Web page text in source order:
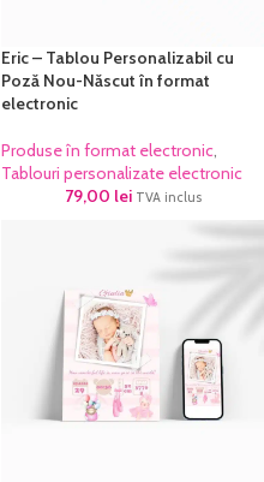
Eric – Tablou Personalizabil cu
Poză Nou-Născut în format
electronic
Produse în format electronic,
Tablouri personalizate electronic
79,00 lei TVA inclus